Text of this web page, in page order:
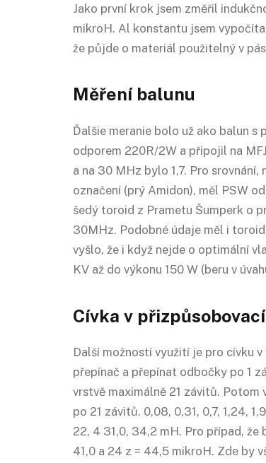
Jako první krok jsem změřil
mikroH. Al konstantu jsem
že půjde o materiál použitelný v
Měření balunu
Ďalšie meranie bolo už ako balun
odporem 220R/2W a připojil na
a na 30 MHz bylo 1,7. Pro
označení (prý Amidon), měl PSW
šedý toroid z Prametu Šumperk o
30MHz. Podobné údaje měl i
vyšlo, že i když nejde o optimální
KV až do výkonu 150 W (beru v
Cívka v
Další možností využití je pro cívku
přepínač a přepínat odbočky po 1
vrstvě maximálně 21 závitů.
po 21 závitů. 0,08, 0,31, 0,7, 1,24,
22, 4 31,0, 34,2 mH. Pro případ,
41,0 a 24 z = 44,5 mikroH. Zde by